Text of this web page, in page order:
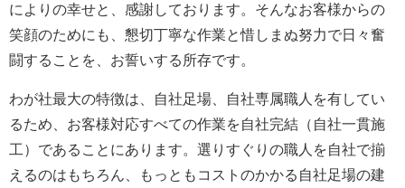
によりの幸せと、感謝しております。そんなお客様からの
笑顔のためにも、懇切丁寧な作業と惜しまぬ努力で日々奮
闘することを、お誓いする所存です。
わが社最大の特徴は、自社足場、自社専属職人を有してい
るため、お客様対応すべての作業を自社完結（自社一貫施
工）であることにあります。選りすぐりの職人を自社で揃
えるのはもちろん、もっともコストのかかる自社足場の建